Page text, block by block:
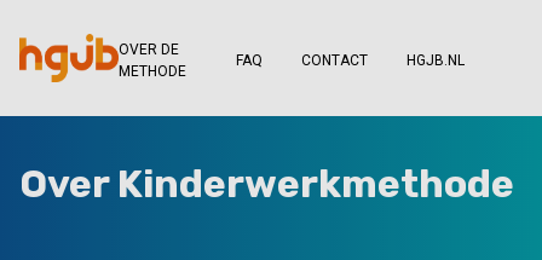
OVER DE
METHODE
FAQ CONTACT HGJB.NL
Over Kinderwerkmethode